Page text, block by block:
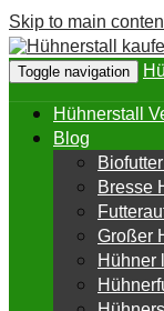
Skip to main
Toggle navigation
Hühnerstall
Blog
Bresse
Großer
Hühner